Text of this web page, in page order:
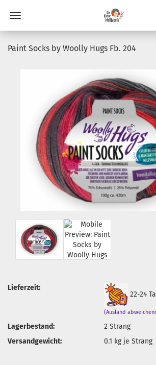
Paint Socks by Woolly Hugs Fb. 204
Lieferzeit:
22-24
(Ausland
Lagerbestand: 2Strang
Versandgewicht:
0.1 kg je Strang